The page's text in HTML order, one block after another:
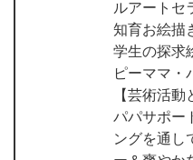
ルアートセ
知育お絵描
学生の探求
ピーママ・
【芸術活
パパサポー
ングを通し